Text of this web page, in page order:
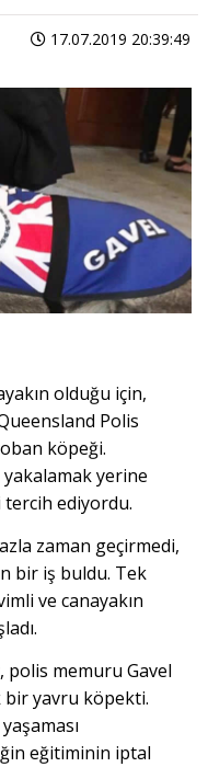
17.07.2019 20:39:49
olduğu için,
Polis
köpeği.
yakalamak yerine
tercih ediyordu.
zaman geçirmedi,
bir iş buldu. Tek
ve canayakın
polis memuru Gavel
bir yavru köpekti.
eğitiminin iptal